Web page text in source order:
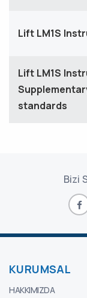
Lift LM1S
Lift LM1S
standards
Bizi
KURUMSAL
HAKKIMIZDA